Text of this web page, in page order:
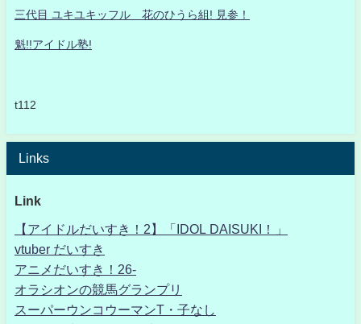
三代目 ユキユキッフル 花のひうら組! 見参！
魁!!アイドル塾!
t112
Links
Link
【アイドルだいすき！2】「IDOL DAISUKI！」
vtuber だいすき
アニメだいすき！26-
オラシオンの競馬グランプリ
スーパーウンコウーマンT・子なし